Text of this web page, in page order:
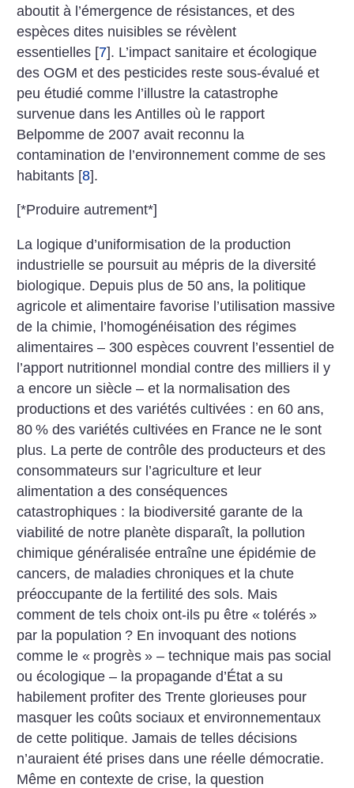
aboutit à l’émergence de résistances, et des
espèces dites nuisibles se révèlent
essentielles [7]. L’impact sanitaire et écologique
des OGM et des pesticides reste sous-évalué et
peu étudié comme l’illustre la catastrophe
survenue dans les Antilles où le rapport
Belpomme de 2007 avait reconnu la
contamination de l’environnement comme de ses
habitants [8].
[*Produire autrement*]
La logique d’uniformisation de la production
industrielle se poursuit au mépris de la diversité
biologique. Depuis plus de 50 ans, la politique
agricole et alimentaire favorise l’utilisation massive
de la chimie, l’homogénéisation des régimes
alimentaires – 300 espèces couvrent l’essentiel de
l’apport nutritionnel mondial contre des milliers il y
a encore un siècle – et la normalisation des
productions et des variétés cultivées : en 60 ans,
80 % des variétés cultivées en France ne le sont
plus. La perte de contrôle des producteurs et des
consommateurs sur l’agriculture et leur
alimentation a des conséquences
catastrophiques : la biodiversité garante de la
viabilité de notre planète disparaît, la pollution
chimique généralisée entraîne une épidémie de
cancers, de maladies chroniques et la chute
préoccupante de la fertilité des sols. Mais
comment de tels choix ont-ils pu être « tolérés »
par la population ? En invoquant des notions
comme le « progrès » – technique mais pas social
ou écologique – la propagande d’État a su
habilement profiter des Trente glorieuses pour
masquer les coûts sociaux et environnementaux
de cette politique. Jamais de telles décisions
n’auraient été prises dans une réelle démocratie.
Même en contexte de crise, la question